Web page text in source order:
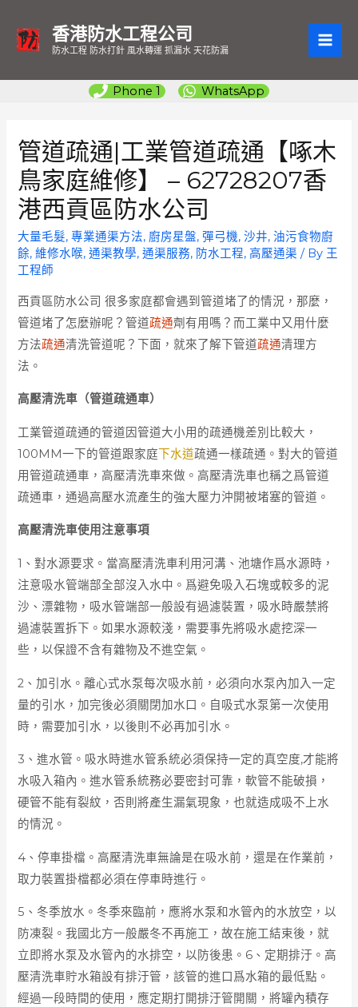
香港防水工程公司
防水工程 防水打針 風水轉運 抓漏水 天花防漏
Phone 1 WhatsApp
管道疏通|工業管道疏通【啄木
鳥家庭維修】 – 62728207香
港西貢區防水公司
大量毛髮,專業通渠方法, 廚房星盤,彈弓機,沙井,油污食物廚
餘,維修水喉,通渠教學,通渠服務, 防水工程,高壓通渠 / By 王
工程師
西貢區防水公司很多家庭都會遇到管道堵了的情況，那麼，
管道堵了怎麼辦呢？管道疏通劑有用嗎？而工業中又用什麼
方法疏通清洗管道呢？下面，就來了解下管道疏通清理方
法。
高壓清洗車（管道疏通車）
工業管道疏通的管道因管道大小用的疏通機差別比較大，
100MM一下的管道跟家庭下水道疏通一樣疏通。對大的管道
用管道疏通車，高壓清洗車來做。高壓清洗車也稱之爲管道
疏通車，通過高壓水流產生的強大壓力沖開被堵塞的管道。
高壓清洗車使用注意事項
1、對水源要求。當高壓清洗車利用河溝、池塘作爲水源時，
注意吸水管端部全部沒入水中。爲避免吸入石塊或較多的泥
沙、漂雜物，吸水管端部一般設有過濾裝置，吸水時嚴禁將
過濾裝置拆下。如果水源較淺，需要事先將吸水處挖深一
些，以保證不含有雜物及不進空氣。
2、加引水。離心式水泵每次吸水前，必須向水泵內加入一定
量的引水，加完後必須關閉加水口。自吸式水泵第一次使用
時，需要加引水，以後則不必再加引水。
3、進水管。吸水時進水管系統必須保持一定的真空度,才能將
水吸入箱內。進水管系統務必要密封可靠，軟管不能破損，
硬管不能有裂紋，否則將產生漏氣現象，也就造成吸不上水
的情況。
4、停車掛檔。高壓清洗車無論是在吸水前，還是在作業前，
取力裝置掛檔都必須在停車時進行。
5、冬季放水。冬季來臨前，應將水泵和水管內的水放空，以
防凍裂。我國北方一般嚴冬不再施工，故在施工結束後，就
立即將水泵及水管內的水排空，以防後患。6、定期排汙。高
壓清洗車貯水箱設有排汙管，該管的進口爲水箱的最低點。
經過一段時間的使用，應定期打開排汙管開關，將罐內積存